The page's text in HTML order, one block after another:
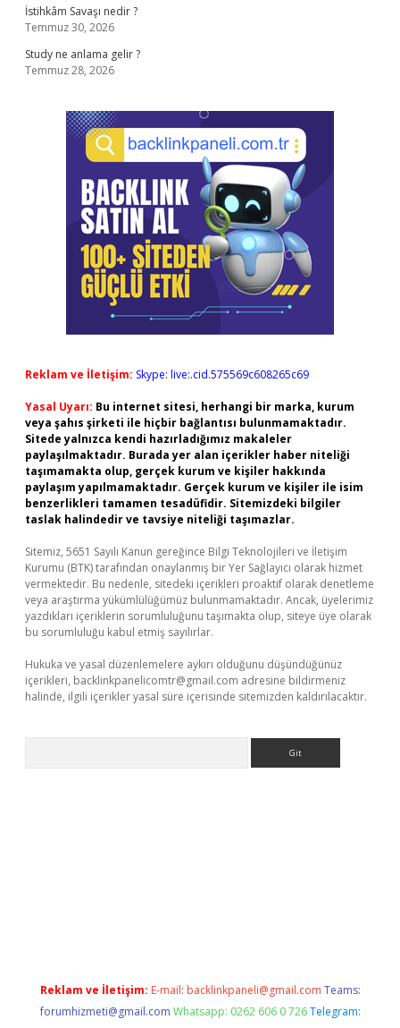
İstihkâm Savaşı nedir ?
Temmuz 30, 2026
Study ne anlama gelir ?
Temmuz 28, 2026
Reklam ve İletişim: Skype: live:.cid.575569c608265c69
Yasal Uyarı: Bu internet sitesi, herhangi bir marka, kurum
veya şahıs şirketi ile hiçbir bağlantısı bulunmamaktadır.
Sitede yalnızca kendi hazırladığımız makaleler
paylaşılmaktadır. Burada yer alan içerikler haber niteliği
taşımamakta olup, gerçek kurum ve kişiler hakkında
paylaşım yapılmamaktadır. Gerçek kurum ve kişiler ile isim
benzerlikleri tamamen tesadüfidir. Sitemizdeki bilgiler
taslak halindedir ve tavsiye niteliği taşımazlar.
Sitemiz, 5651 Sayılı Kanun gereğince Bilgi Teknolojileri ve İletişim
Kurumu (BTK) tarafından onaylanmış bir Yer Sağlayıcı olarak hizmet
vermektedir. Bu nedenle, sitedeki içerikleri proaktif olarak denetleme
veya araştırma yükümlülüğümüz bulunmamaktadır. Ancak, üyelerimiz
yazdıkları içeriklerin sorumluluğunu taşımakta olup, siteye üye olarak
bu sorumluluğu kabul etmiş sayılırlar.
Hukuka ve yasal düzenlemelere aykırı olduğunu düşündüğünüz
içerikleri, backlinkpanelicomtr@gmail.com adresine bildirmeniz
halinde, ilgili içerikler yasal süre içerisinde sitemizden kaldırılacaktır.
Reklam ve İletişim: E-mail: backlinkpaneli@gmail.com Teams:
forumhizmeti@gmail.com Whatsapp: 0262 606 0 726 Telegram: